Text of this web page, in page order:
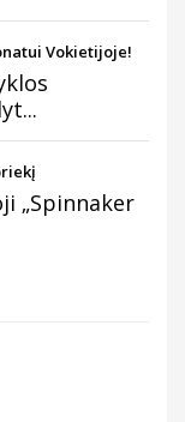
Vokietijoje!
„Spinnaker